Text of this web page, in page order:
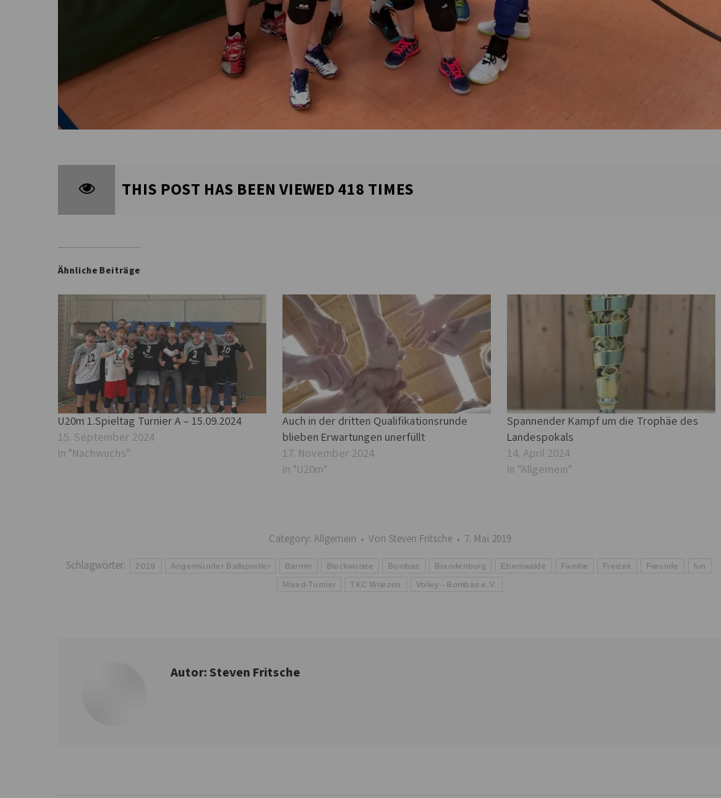
THIS POST HAS BEEN VIEWED418 TIMES
Ähnliche Beiträge
U20m 1.Spieltag Turnier A – 15.09.2024
15. September 2024
In "Nachwuchs"
Auch in der dritten Qualifikationsrunde
blieben Erwartungen unerfüllt
17. November 2024
In "U20m"
Spannender Kampf um die Trophäe des
Landespokals
14. April 2024
In "Allgemein"
Category: Allgemein Von Steven Fritsche
7. Mai 2019
Schlagwörter:
2019 Angermünder Ballsportler Barnim Blockwürste Bombas Brandenburg Eberswalde Familie Freizeit Freunde fun
Mixed-Turnier TKC Wriezen Volley - Bombas e.V.
Autor:Steven Fritsche